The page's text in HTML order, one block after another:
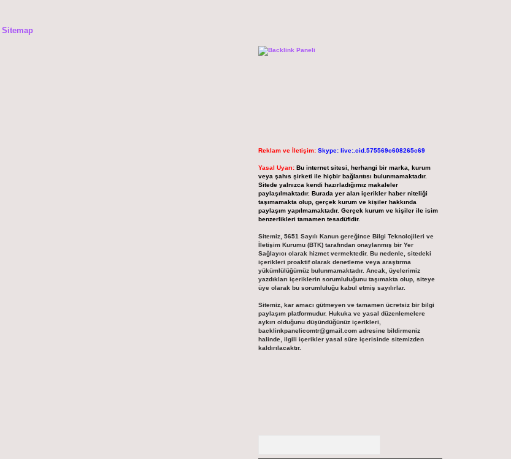
Sitemap
Reklam ve İletişim: Skype: live:.cid.575569c608265c69
Yasal Uyarı: Bu internet sitesi, herhangi bir marka, kurum
veya şahıs şirketi ile hiçbir bağlantısı bulunmamaktadır.
Sitede yalnızca kendi hazırladığımız makaleler
paylaşılmaktadır. Burada yer alan içerikler haber niteliği
taşımamakta olup, gerçek kurum ve kişiler hakkında
paylaşım yapılmamaktadır. Gerçek kurum ve kişiler ile isim
benzerlikleri tamamen tesadüfidir.
Sitemiz, 5651 Sayılı Kanun gereğince Bilgi Teknolojileri ve
İletişim Kurumu (BTK) tarafından onaylanmış bir Yer
Sağlayıcı olarak hizmet vermektedir. Bu nedenle, sitedeki
içerikleri proaktif olarak denetleme veya araştırma
yükümlülüğümüz bulunmamaktadır. Ancak, üyelerimiz
yazdıkları içeriklerin sorumluluğunu taşımakta olup, siteye
üye olarak bu sorumluluğu kabul etmiş sayılırlar.
Sitemiz, kar amacı gütmeyen ve tamamen ücretsiz bir bilgi
paylaşım platformudur. Hukuka ve yasal düzenlemelere
aykırı olduğunu düşündüğünüz içerikleri,
backlinkpanelicomtr@gmail.comadresine bildirmeniz
halinde, ilgili içerikler yasal süre içerisinde sitemizden
kaldırılacaktır.